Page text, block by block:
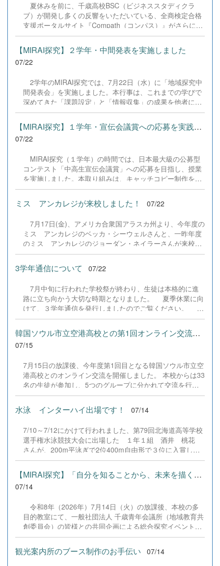
姿に、誇らしさでいっぱいです。 教養科生、どんどん外へ
飛び出そう！ その温かい心と行動力を磨き、世界を笑顔に
する魅力的な人材へ成長していく皆さんを応援していま
す！
夏休みを前に、千歳高校BSC（ビジネススタディクラ
ブ）が開発し多くの反響をいただいている、全商検定合格
支援ポータルサイト『Compath（コンパス）』がさらにバ
ージョンアップいたしました。 今回もユーザーの皆様か
らいただいたアンケートのご意見をもとに、BSC部員のプ
ログラミングチームがデバッグ（不具合修正）から新機能
の実装までを行いました。今回のアップデートでは、ビジ
務分析・ビジネスコミュニケーションなど各ジャンルに及
ぶ計79件の更新プログラムを一挙にリリースしました。
具体的には、各検定問題数の大幅増加をはじめ、英語翻訳
機能の追加、フォント拡大など視認性の改善、SEO対策
（タグの最適化）によるサイト動作の快適化を実施しまし
た（SEO対策は全てのプログラムで更新しました）。今後
も生徒たちの技術と発想力でより学びやすいサイトへと進
た『Compath（コンパス）』をご活用ください。 全商検定
対策支援ポータルサイト「Compath（コンパス）」 ■ 生徒
アンケートにご協力いただいた学校（11校）北海道滝川西
高等学校／北...
【MIRAI探究】２学年・中間発表を実施しました
07/22
2学年のMIRAI探究では、7月22日（水）に「地域探究中
間発表会」を実施しました。本行事は、これまでの学びで
深めてきた「課題設定」と「情報収集」の成果を他者にプ
レゼンテーションし、質疑応答やフィードバックを通じて
論理の整合性や不足している情報を自覚し、夏季休業以降
の分析・実践プロセスを加速させることを目的としていま
す。 当日は地域貢献や観光プロモーション、商品開発、
生徒が主体となって司会やタイムキーパーなどの進行を担
いました。各会場では発表と質疑応答、生徒同士の意見交
換が活発に行われ、互いの探究に真剣に耳を傾ける姿が見
られました。また、各会場には企業代表や起業家、地域活
動を牽引する外部アドバイザーの方々をお招きし、生徒た
ちの問いや提案に対して社会の第一線で活躍するプロの視
点から具体的で温かいご助言をいただきました。 生徒た
ちは他者の発表から新たな気づきを得るとともに、大人か
らの真剣なアドバイスに耳を傾け、自分たちの探究をさら
に深める手応えをつかんだ様子でした。お越しいただいた
もに、...
【MIRAI探究】１学年・宣伝会議賞への応募を実践しました
07/22
MIRAI探究（１学年）の時間では、日本最大級の公募型
コンテスト「中高生宣伝会議賞」への応募を目指し、授業
を実施しました。本取り組みは、キャッチコピー制作を通
じて、変化の激しい時代に必要な「問いを立て、考え、伝
える力」を育むことを目的としています。実際の企業課題
に挑む経験は、進路開拓の実績になるだけでなく、「自分
す。 授業の初日（７／１５）は広告業界やコピーの表現
技法を学び、多様な協賛企業の課題から興味のあるテーマ
を選択。2日目（７／２２）は持ち寄ったアイデアをペア
ワークで検討し、「情景が浮かぶか」「言葉の選択は適切
か」を前向きに議論して表現を研ぎ澄ませ、全員が端末か
る学習プラットフォーム「Qareer（クアリア）」には生徒
たちの振り返りや感想が記録されており、「言葉一つで伝
わり方が大きく変わる面白さを知った」「難しそうと思っ
言葉を磨く大切さに気づけた」といった声が集まるなど、
自分の...
ミス アンカレジが来校しました！ 07/22
7月17日(金)、アメリカ合衆国アラスカ州より、今年度の
ミス アンカレジのベッカ・シーウェルさんと、一昨年度
のミス アンカレジのジョーダン・ネイラーさんが来校し
ました。 5月にアラスカから帰国した石井さん、8月から
アラスカへの長期留学をスタートさせる谷部さん、そして
8月にアラスカへ帰国するジャズミンさんが学校生活の様
部や剣道部、全国大会に向けて練習中の演劇部の練習を見
学しました。
3学年通信について 07/22
7月中旬に行われた学校祭が終わり、生徒は本格的に進
路に立ち向かう大切な時期となりました。 夏季休業に向
けて、３学年通信を発行しましたのでご覧ください。 今
回の内容は ①学校祭からの切り替え ②中間考査結果
について ③進路実現に向けて ④学校祭の記録 等の内
容になっています。 一読されお子様へ、叱咤激励してい
ただけると幸いです。 なお、閲覧にはパスワードが必要
で、ご確認ください。 3学年通信NO2 .pdf &nbsp;
韓国ソウル市立空港高校との第1回オンライン交流を実施しました
07/15
7月15日の放課後、今年度第1回目となる韓国ソウル市立空
港高校とのオンライン交流を開催しました。 本校からは33
名の生徒が参加し、5つのグループに分かれて交流を行い
ました。生徒たちは、各自が事前に準備したスライドを使
って自己紹介のプレゼンテーションに挑戦。韓国語や英
語、日本語を織り交ぜながら、終始なごやかで楽しそうな
と12月にも開催を予定しています。この継続的な交流を通
じて、両校生徒の親睦をさらに深め、異文化理解力を育み
ながら、生徒たちの確かな成長へとつなげてまいります。
水泳 インターハイ出場です！ 07/14
7/10～7/12にかけて行われました、第79回北海道高等学校
選手権水泳競技大会に出場した １年１組 酒井 桃花
さんが、200m平泳ぎで2位400m自由形で３位に入賞し、
見事インターハイに出場します。応援よろしくお願いしま
す。 &nbsp;
【MIRAI探究】「自分を知ることから、未来を描く一歩へ」を実施し...
07/14
令和8年（2026年）7月14日（火）の放課後、本校の多
目的教室にて、一般社団法人 千歳青年会議所（地域教育共
創委員会）の皆様との共同企画による総合探究イベント
「自分を知ることから、未来を描く一歩へ〜まだ知らない
自分へ〜」が開催されました。 全学年からの希望者60名が
参加し、地域の大人の方々とともに自身のキャリアや未来
観光案内所のブース制作のお手伝い 07/14